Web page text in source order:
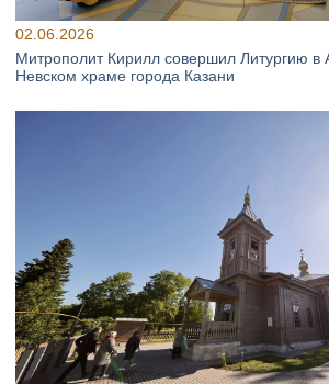
02.06.2026
Митрополит Кирилл совершил Литургию в
Невском храме города Казани